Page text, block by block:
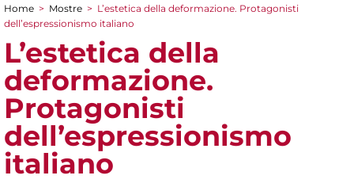
Tu sei qui
Home > Mostre > L’estetica della deformazione. Protagonisti
dell’espressionismo italiano
L’estetica della
deformazione.
Protagonisti
dell’espressionismo
italiano